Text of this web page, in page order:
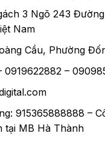
3 Ngõ 243
Nam
Cầu, Phường
0919622882 –
915365888888 –
tại MB Hà Thành